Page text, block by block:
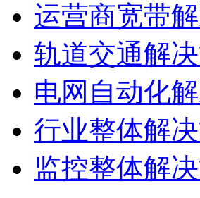
运营商宽带
轨道交通解
电网自动化
行业整体解
监控整体解